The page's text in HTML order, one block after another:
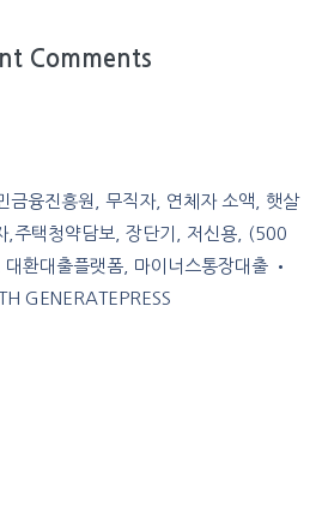
Comments
융진흥원, 무직자, 연체자 소액, 햇살
,주택청약담보, 장단기, 저신용, (500
환대출플랫폼, 마이너스통장대출 •
GENERATEPRESS